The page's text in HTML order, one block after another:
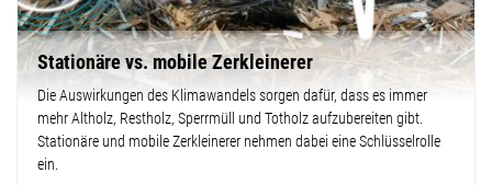
Stationäre vs. mobile Zerkleinerer
Die Auswirkungen des Klimawandels sorgen dafür, dass es immer
mehr Altholz, Restholz, Sperrmüll und Totholz aufzubereiten gibt.
Stationäre und mobile Zerkleinerer nehmen dabei eine Schlüsselrolle
ein.